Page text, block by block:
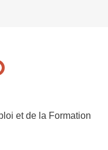
et de la Formation